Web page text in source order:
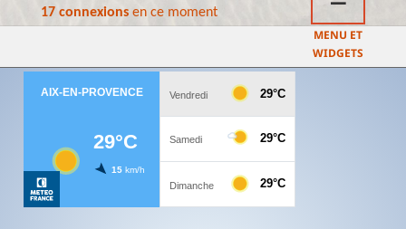
17 connexionsen ce moment
MENU ET
WIDGETS